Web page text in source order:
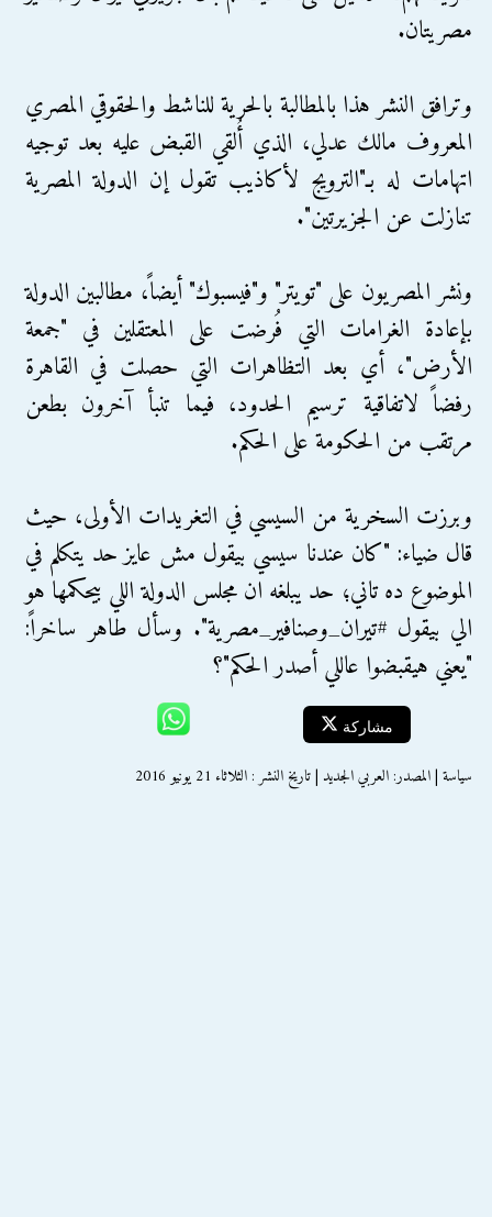
مصريتان.
وترافق النشر هذا بالمطالبة بالحرية للناشط والحقوقي المصري
المعروف مالك عدلي، الذي أُلقي القبض عليه بعد توجيه
اتهامات له بـ"الترويج لأكاذيب تقول إن الدولة المصرية
تنازلت عن الجزيرتين".
ونشر المصريون على "تويتر" و"فيسبوك" أيضاً، مطالبين الدولة
بإعادة الغرامات التي فُرضت على المعتقلين في "جمعة
الأرض"، أي بعد التظاهرات التي حصلت في القاهرة
رفضاً لاتفاقية ترسيم الحدود، فيما تنبأ آخرون بطعن
مرتقب من الحكومة على الحكم.
وبرزت السخرية من السيسي في التغريدات الأولى، حيث
قال ضياء: "كان عندنا سيسي بيقول مش عايز حد يتكلم في
الموضوع ده تاني؛ حد يبلغه ان مجلس الدولة اللي بيحكمها هو
الي بيقول #تيران_وصنافير_مصرية". وسأل طاهر ساخراً:
"يعني هيقبضوا عاللي أصدر الحكم"؟
مشاركة
سياسة | المصدر: العربي الجديد | تاريخ النشر : الثلاثاء 21 يونيو 2016